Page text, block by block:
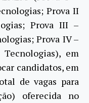
Prova II
Prova III –
Prova IV –
em
candidatos, em
de vagas para
oferecida no